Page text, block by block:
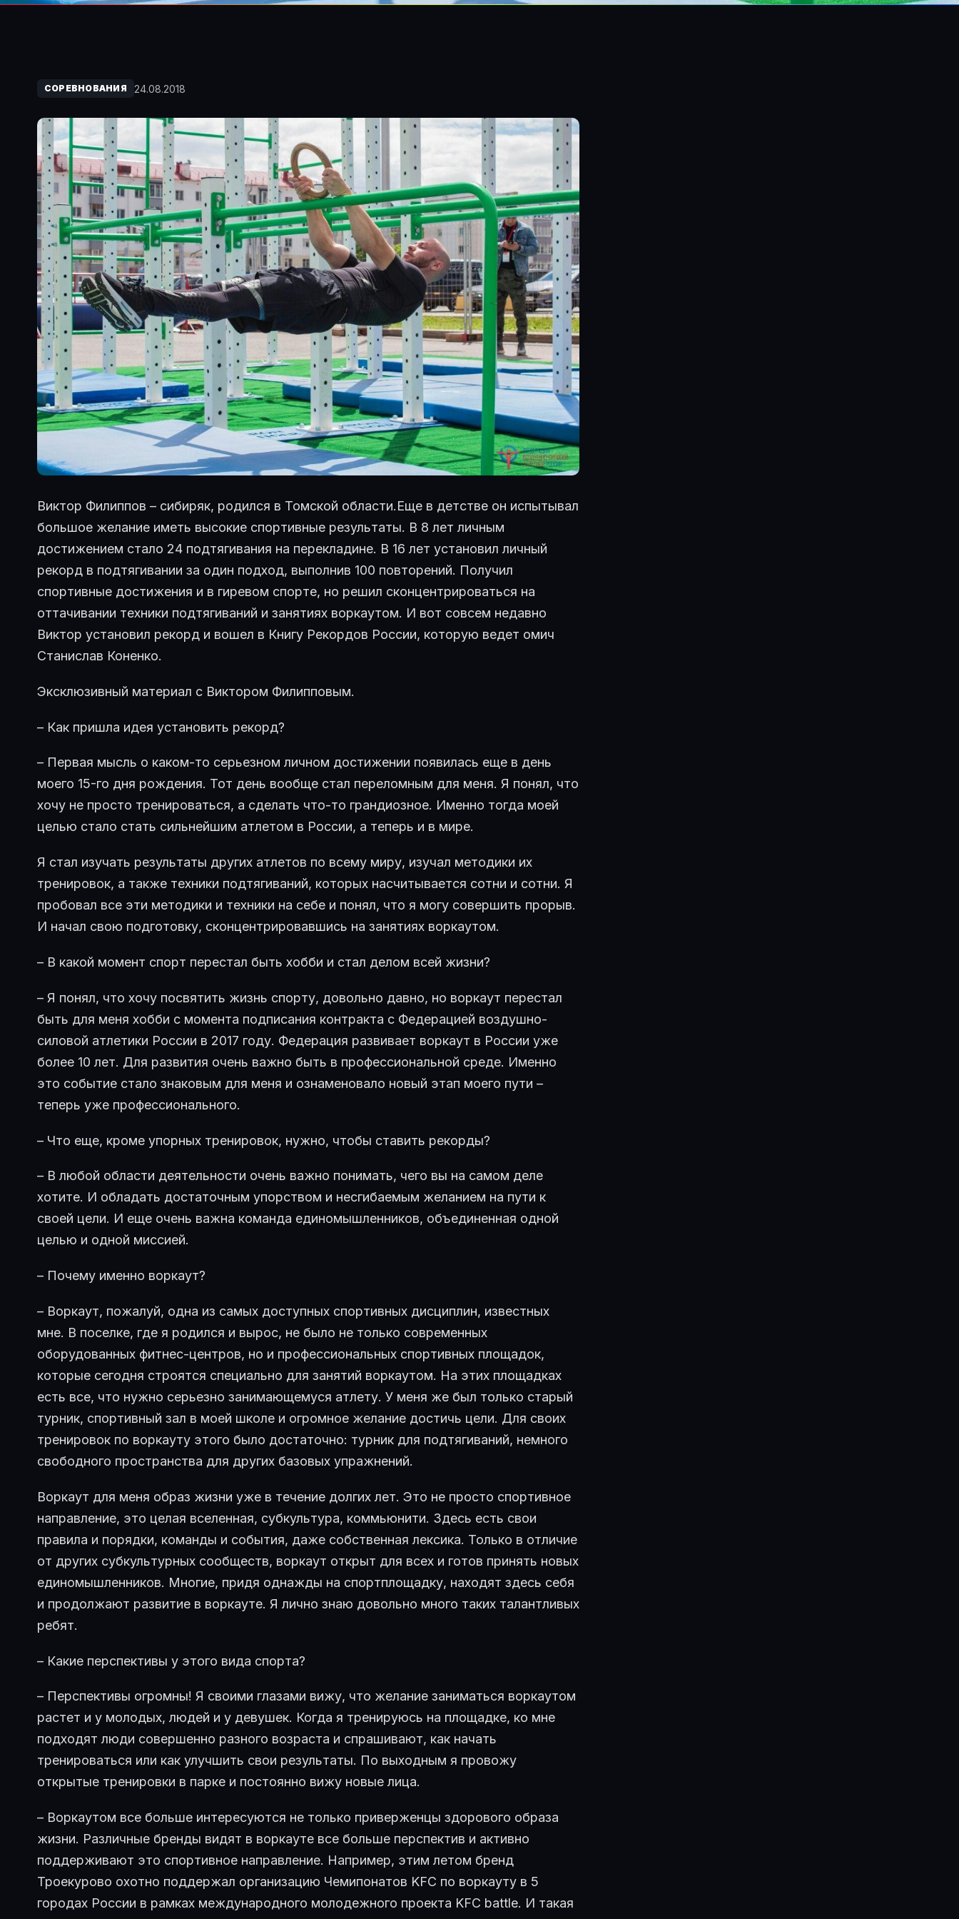
СОРЕВНОВАНИЯ 24.08.2018
Виктор Филиппов – сибиряк, родился в Томской области.Еще в детстве он испытывал
большое желание иметь высокие спортивные результаты. В 8 лет личным
достижением стало 24 подтягивания на перекладине. В 16 лет установил личный
рекорд в подтягивании за один подход, выполнив 100 повторений. Получил
спортивные достижения и в гиревом спорте, но решил сконцентрироваться на
оттачивании техники подтягиваний и занятиях воркаутом. И вот совсем недавно
Виктор установил рекорд и вошел в Книгу Рекордов России, которую ведет омич
Станислав Коненко.
Эксклюзивный материал с Виктором Филипповым.
– Как пришла идея установить рекорд?
– Первая мысль о каком-то серьезном личном достижении появилась еще в день
моего 15-го дня рождения. Тот день вообще стал переломным для меня. Я понял, что
хочу не просто тренироваться, а сделать что-то грандиозное. Именно тогда моей
целью стало стать сильнейшим атлетом в России, а теперь и в мире.
Я стал изучать результаты других атлетов по всему миру, изучал методики их
тренировок, а также техники подтягиваний, которых насчитывается сотни и сотни. Я
пробовал все эти методики и техники на себе и понял, что я могу совершить прорыв.
И начал свою подготовку, сконцентрировавшись на занятиях воркаутом.
– В какой момент спорт перестал быть хобби и стал делом всей жизни?
– Я понял, что хочу посвятить жизнь спорту, довольно давно, но воркаут перестал
быть для меня хобби с момента подписания контракта с Федерацией воздушно-
силовой атлетики России в 2017 году. Федерация развивает воркаут в России уже
более 10 лет. Для развития очень важно быть в профессиональной среде. Именно
это событие стало знаковым для меня и ознаменовало новый этап моего пути –
теперь уже профессионального.
– Что еще, кроме упорных тренировок, нужно, чтобы ставить рекорды?
– В любой области деятельности очень важно понимать, чего вы на самом деле
хотите. И обладать достаточным упорством и несгибаемым желанием на пути к
своей цели. И еще очень важна команда единомышленников, объединенная одной
целью и одной миссией.
– Почему именно воркаут?
– Воркаут, пожалуй, одна из самых доступных спортивных дисциплин, известных
мне. В поселке, где я родился и вырос, не было не только современных
оборудованных фитнес-центров, но и профессиональных спортивных площадок,
которые сегодня строятся специально для занятий воркаутом. На этих площадках
есть все, что нужно серьезно занимающемуся атлету. У меня же был только старый
турник, спортивный зал в моей школе и огромное желание достичь цели. Для своих
тренировок по воркауту этого было достаточно: турник для подтягиваний, немного
свободного пространства для других базовых упражнений.
Воркаут для меня образ жизни уже в течение долгих лет. Это не просто спортивное
направление, это целая вселенная, субкультура, коммьюнити. Здесь есть свои
правила и порядки, команды и события, даже собственная лексика. Только в отличие
от других субкультурных сообществ, воркаут открыт для всех и готов принять новых
единомышленников. Многие, придя однажды на спортплощадку, находят здесь себя
и продолжают развитие в воркауте. Я лично знаю довольно много таких талантливых
ребят.
– Какие перспективы у этого вида спорта?
– Перспективы огромны! Я своими глазами вижу, что желание заниматься воркаутом
растет и у молодых, людей и у девушек. Когда я тренируюсь на площадке, ко мне
подходят люди совершенно разного возраста и спрашивают, как начать
тренироваться или как улучшить свои результаты. По выходным я провожу
открытые тренировки в парке и постоянно вижу новые лица.
– Воркаутом все больше интересуются не только приверженцы здорового образа
жизни. Различные бренды видят в воркауте все больше перспектив и активно
поддерживают это спортивное направление. Например, этим летом бренд
Троекурово охотно поддержал организацию Чемипонатов KFC по воркауту в 5
городах России в рамках международного молодежного проекта KFC battle. И такая